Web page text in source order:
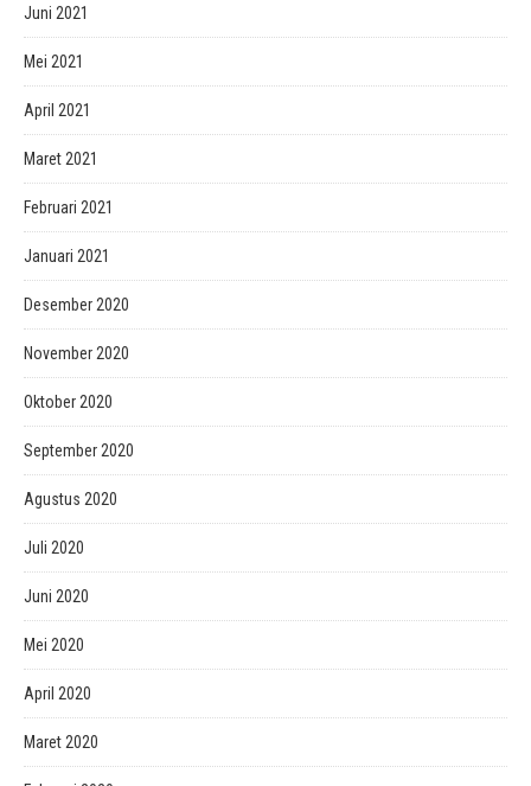
Juni 2021
Mei 2021
April 2021
Maret 2021
Februari 2021
Januari 2021
Desember 2020
November 2020
Oktober 2020
September 2020
Agustus 2020
Juli 2020
Juni 2020
Mei 2020
April 2020
Maret 2020